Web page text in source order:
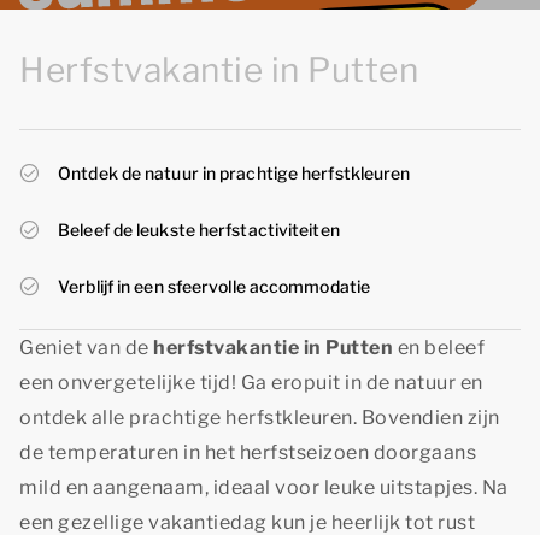
Herfstvakantie in Putten
Ontdek de natuur in prachtige herfstkleuren
Beleef de leukste herfstactiviteiten
Verblijf in een sfeervolle accommodatie
Geniet van de herfstvakantie in Putten en beleef
een onvergetelijke tijd! Ga eropuit in de natuur en
ontdek alle prachtige herfstkleuren. Bovendien zijn
de temperaturen in het herfstseizoen doorgaans
mild en aangenaam, ideaal voor leuke uitstapjes. Na
een gezellige vakantiedag kun je heerlijk tot rust